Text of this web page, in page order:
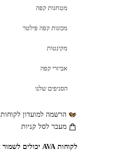
מטחנות קפה
מכונות קפה פילטר
מקינטות
אביזרי קפה
הסניפים שלנו
הרשמה למועדון לקוחות
מעבר לסל קניות
לקוחות AVA יכולים לשמור את הסל שלהם ולהזמין אותו בלחיצת כפתור